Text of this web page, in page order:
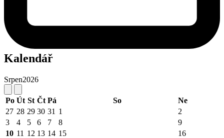
Kalendář
Srpen2026
Po Út St Čt Pá So
Ne
27 28 29 30 31 1
2
3
4 5 6 7 8
9
10 11 12 13 14 15
16